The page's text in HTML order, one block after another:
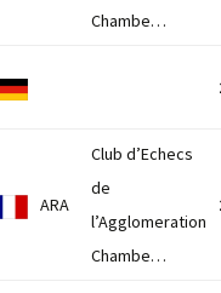
Chambe…
ARA
Club d’Echecs
de
l’Agglomeration
Chambe…